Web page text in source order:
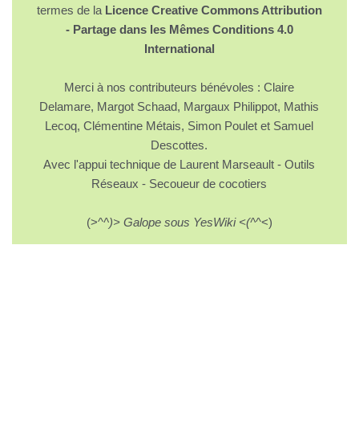
termes de la Licence Creative Commons Attribution
- Partage dans les Mêmes Conditions 4.0
International
Merci à nos contributeurs bénévoles : Claire
Delamare, Margot Schaad, Margaux Philippot, Mathis
Lecoq, Clémentine Métais, Simon Poulet et Samuel
Descottes.
Avec l'appui technique de Laurent Marseault - Outils
Réseaux - Secoueur de cocotiers
(>^^)> Galope sous YesWiki <(^^<)